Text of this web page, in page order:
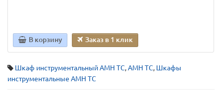
В корзину Заказ в 1 клик
Шкаф инструментальный AMH TC,AMH TC, Шкафы
инструментальные AMH TC